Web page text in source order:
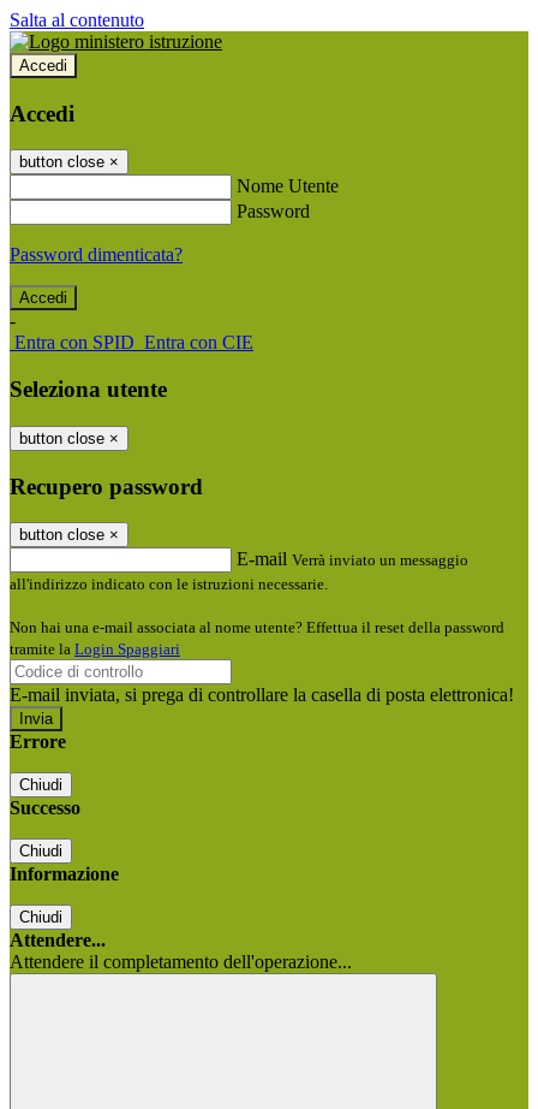
Salta al contenuto
Accedi
Accedi
button close ×
Nome Utente
Password
Password dimenticata?
-
Entra con SPID Entra con CIE
Seleziona utente
button close ×
Recupero password
button close ×
E-mail Verrà inviato un messaggio
all'indirizzo indicato con le istruzioni necessarie.
Non hai una e-mail associata al nome utente? Effettua il reset della password
tramite la Login Spaggiari
E-mail inviata, si prega di controllare la casella di posta elettronica!
Errore
Chiudi
Successo
Chiudi
Informazione
Chiudi
Attendere...
Attendere il completamento dell'operazione...